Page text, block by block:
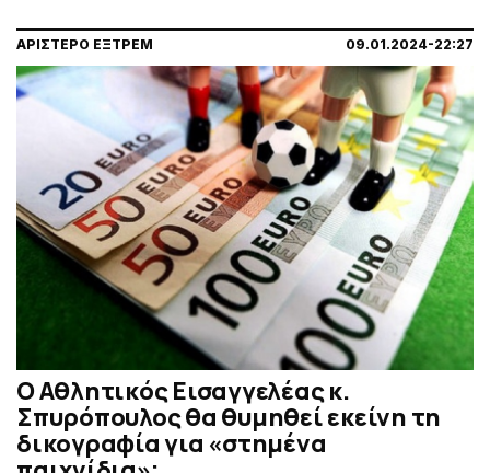
ΑΡΙΣΤΕΡΟ ΕΞΤΡΕΜ 09.01.2024-22:27
Ο Αθλητικός Εισαγγελέας κ.
Σπυρόπουλος θα θυμηθεί εκείνη τη
δικογραφία για «στημένα